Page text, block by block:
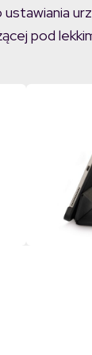
pod